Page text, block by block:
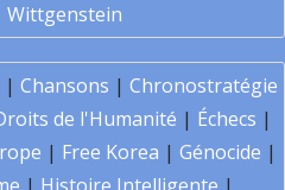
Wittgenstein
| Chansons | Chronostratégie
de l'Humanité | Échecs |
| Free Korea | Génocide |